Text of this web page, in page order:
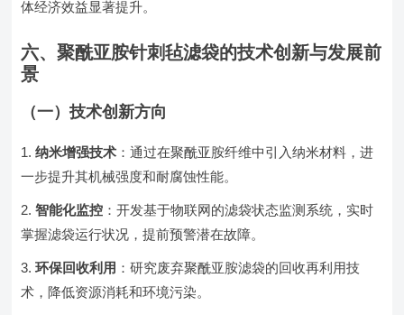
体经济效益显著提升。
六、聚酰亚胺针刺毡滤袋的技术创新与发展前
景
（一）技术创新方向
纳米增强技术 ：通过在聚酰亚胺纤维中引入纳米材料，进
一步提升其机械强度和耐腐蚀性能。
智能化监控 ：开发基于物联网的滤袋状态监测系统，实时
掌握滤袋运行状况，提前预警潜在故障。
环保回收利用 ：研究废弃聚酰亚胺滤袋的回收再利用技
术，降低资源消耗和环境污染。